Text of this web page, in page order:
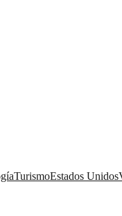
TurismoEstados Unidos